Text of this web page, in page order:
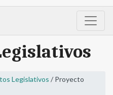
Legislativos / Proyecto